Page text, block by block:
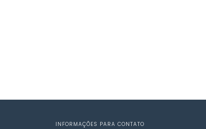
INFORMAÇÕES PARA CONTATO